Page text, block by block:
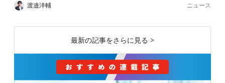
渡邉洋輔 ニュース
最新の記事をさらに見る >